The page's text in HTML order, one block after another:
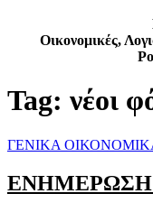
Οικονομικές,
Tag: νέοι
ΓΕΝΙΚΑ
ΕΝΗΜΕΡΩΣΗ